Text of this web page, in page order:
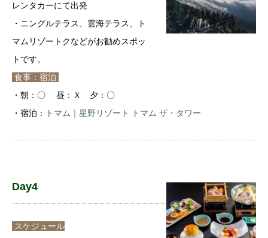
レンタカーにて出発
・ニングルテラス、雲海テラス、ト
マムリゾートクなどがお勧めスポッ
トです。
食事：宿泊
・朝：〇 昼：Ｘ 夕：〇
・宿泊：
トマム｜星野リゾート トマム ザ・タワー
Day4
スケジュール